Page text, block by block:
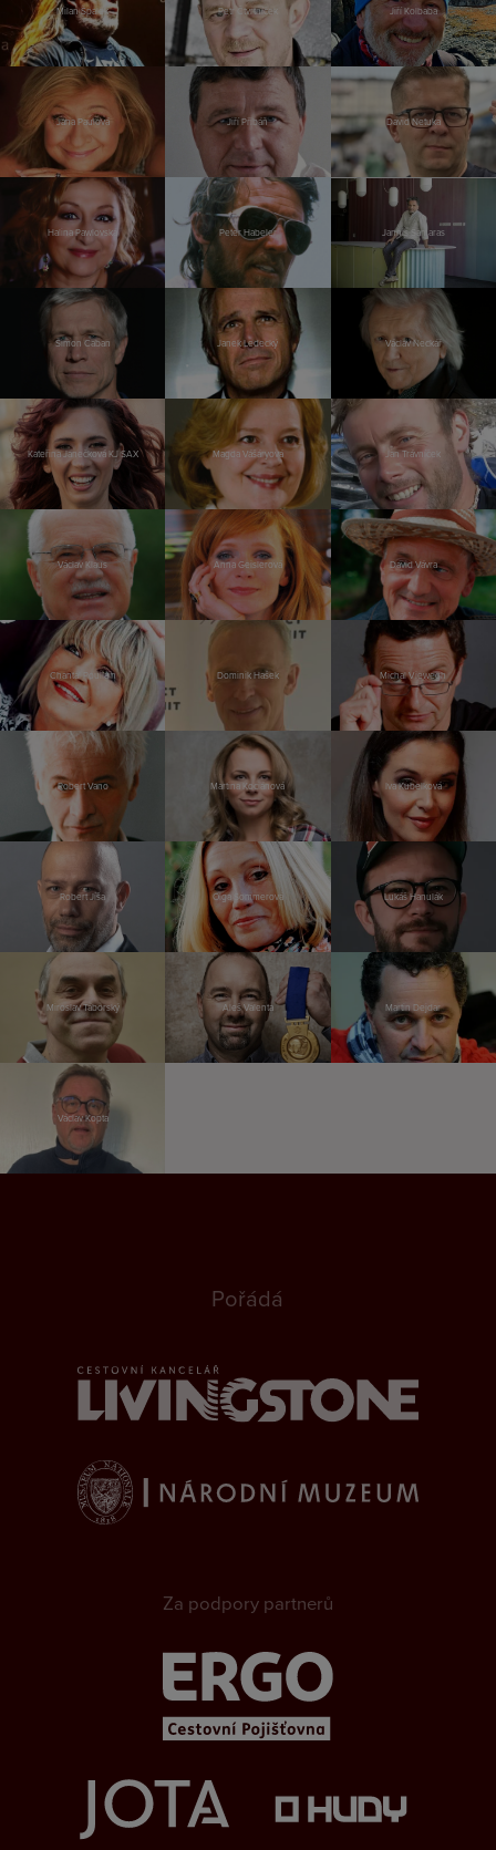
Milan Špalek Petr Čtvrtníček Jiří Kolbaba
Jana Paulová Jiří Přibáň David Netuka
Halina Pawlovská Peter Habeler Jannis Samaras
Šimon Caban Janek Ledecký Václav Neckář
Kateřina Janečková KJ SAX Magda Vášáryová Jan Trávníček
Václav Klaus Anna Geislerová David Vávra
Chantal Poullain Dominik Hašek Michal Viewegh
Robert Vano Martina Kociánová Iva Kubelková
Robert Jíša Olga Sommerová Lukáš Hanulák
Miroslav Táborský Aleš Valenta Martin Dejdar
Václav Kopta
Pořádá
Za podpory partnerů